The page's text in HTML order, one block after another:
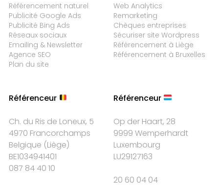
Référencement naturel
Publicité Google Ads
Publicité Bing Ads
Réseaux sociaux
Emailing & Newsletter
Agence SEO
Plan du site
Web Analytics
Remarketing
Chèques entreprises
Sécuriser site Wordpress
Référencement à Liège
Référencement à Bruxelles
Référenceur
Ch. du Ris de Loneux, 5
4970 Francorchamps
Belgique (Liège)
BE1034941401
087 84 40 10
Référenceur
Op der Haart, 28
9999 Wemperhardt
Luxembourg
LU29127163
20 60 04 04